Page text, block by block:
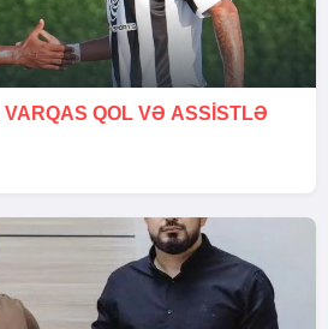
VARQAS QOL VƏ ASSİSTLƏ